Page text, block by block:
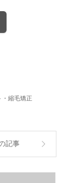
縮毛矯正
記事